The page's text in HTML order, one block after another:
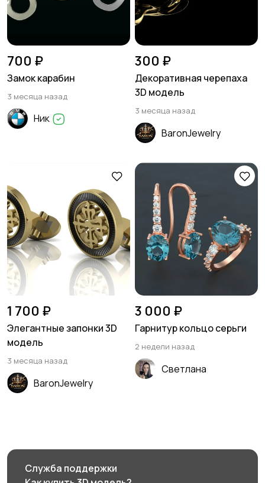
700 ₽
Замок карабин
3 месяца назад
Ник
300 ₽
Декоративная черепаха
3D модель
3 месяца назад
BaronJewelry
1 700 ₽
Элегантные запонки 3D
модель
3 месяца назад
BaronJewelry
3 000 ₽
Гарнитур кольцо серьги
2 недели назад
Светлана
Служба поддержки